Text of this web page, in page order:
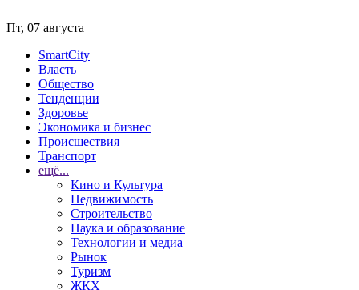
Пт, 07 августа
SmartCity
Власть
Общество
Тенденции
Здоровье
Экономика и бизнес
Происшествия
Транспорт
ещё...
Кино и Культура
Недвижимость
Строительство
Наука и образование
Технологии и медиа
Рынок
Туризм
ЖКХ